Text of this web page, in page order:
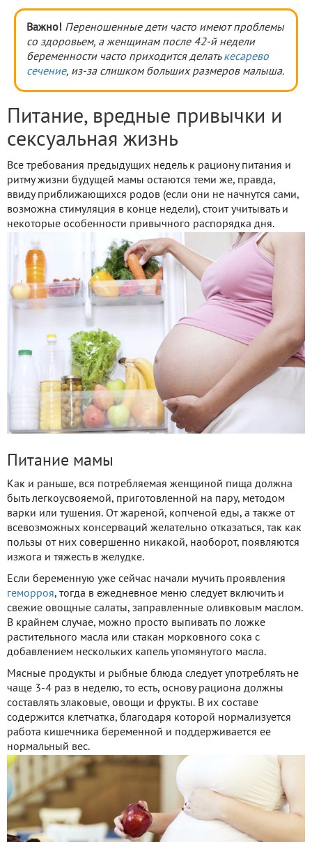
Важно! Переношенные дети часто имеют проблемы
со здоровьем, а женщинам после 42-й недели
беременности часто приходится делать кесарево
сечение, из-за слишком больших размеров малыша.
Питание, вредные привычки и
сексуальная жизнь
Все требования предыдущих недель к рациону питания и
ритму жизни будущей мамы остаются теми же, правда,
ввиду приближающихся родов (если они не начнутся сами,
возможна стимуляция в конце недели), стоит учитывать и
некоторые особенности привычного распорядка дня.
Питание мамы
Как и раньше, вся потребляемая женщиной пища должна
быть легкоусвояемой, приготовленной на пару, методом
варки или тушения. От жареной, копченой еды, а также от
всевозможных консерваций желательно отказаться, так как
пользы от них совершенно никакой, наоборот, появляются
изжога и тяжесть в желудке.
Если беременную уже сейчас начали мучить проявления
геморроя, тогда в ежедневное меню следует включить и
свежие овощные салаты, заправленные оливковым маслом.
В крайнем случае, можно просто выпивать по ложке
растительного масла или стакан морковного сока с
добавлением нескольких капель упомянутого масла.
Мясные продукты и рыбные блюда следует употреблять не
чаще 3-4 раз в неделю, то есть, основу рациона должны
составлять злаковые, овощи и фрукты. В их составе
содержится клетчатка, благодаря которой нормализуется
работа кишечника беременной и поддерживается ее
нормальный вес.